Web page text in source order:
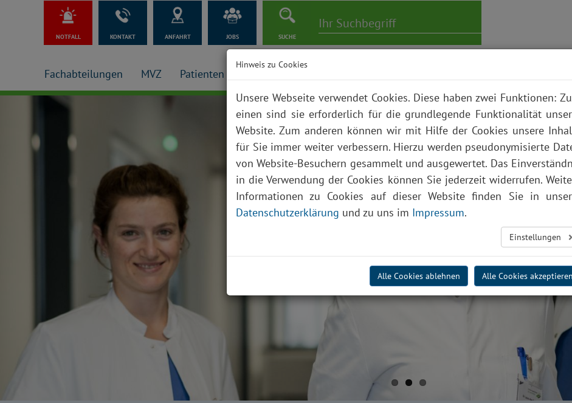
NOTFALL KONTAKT ANFAHRT JOBS SUCHE
Fachabteilungen MVZ Patienten + Besucher
Hinweis zu Cookies
Unsere Webseite verwendet Cookies. Diese haben zwei Funktionen:
einen sind sie erforderlich für die grundlegende Funktionalität
Website. Zum anderen können wir mit Hilfe der Cookies unsere
für Sie immer weiter verbessern. Hierzu werden pseudonymisierte
von Website-Besuchern gesammelt und ausgewertet. Das
in die Verwendung der Cookies können Sie jederzeit widerrufen.
Informationen zu Cookies auf dieser Website finden Sie in
Datenschutzerklärung und zu uns im Impressum.
Einstellungen
Alle Cookies ablehnen Alle Cookies akzeptieren